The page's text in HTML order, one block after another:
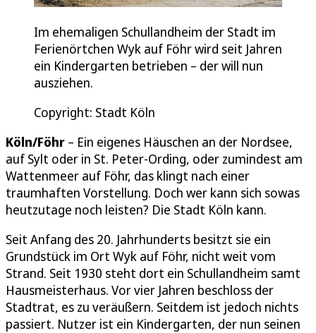
Im ehemaligen Schullandheim der Stadt im
Ferienörtchen Wyk auf Föhr wird seit Jahren
ein Kindergarten betrieben – der will nun
ausziehen.
Copyright: Stadt Köln
Köln/Föhr – Ein eigenes Häuschen an der Nordsee,
auf Sylt oder in St. Peter-Ording, oder zumindest am
Wattenmeer auf Föhr, das klingt nach einer
traumhaften Vorstellung. Doch wer kann sich sowas
heutzutage noch leisten? Die Stadt Köln kann.
Seit Anfang des 20. Jahrhunderts besitzt sie ein
Grundstück im Ort Wyk auf Föhr, nicht weit vom
Strand. Seit 1930 steht dort ein Schullandheim samt
Hausmeisterhaus. Vor vier Jahren beschloss der
Stadtrat, es zu veräußern. Seitdem ist jedoch nichts
passiert. Nutzer ist ein Kindergarten, der nun seinen